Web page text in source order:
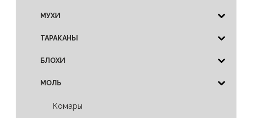
МУХИ
ТАРАКАНЫ
БЛОХИ
МОЛЬ
Комары